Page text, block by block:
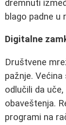
dremnuti
blago padne u
Digitalne
Društvene
pažnje.
odlučili da
obaveštenja.
programi na